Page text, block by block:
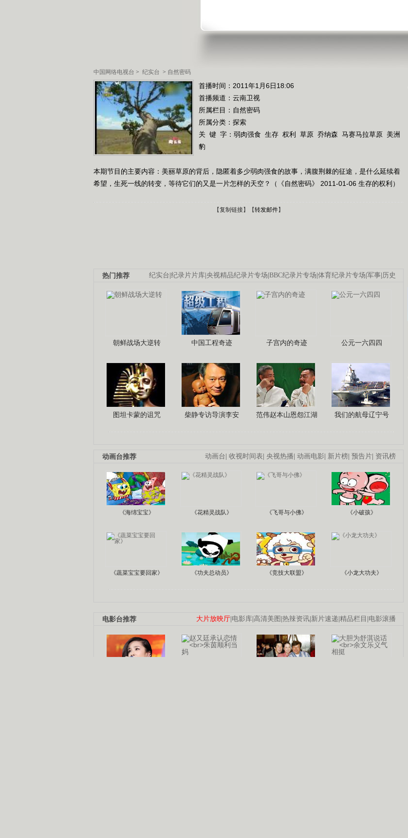
中国网络电视台 > 纪实台 > 自然密码
首播时间：2011年1月6日18:06
首播频道： 云南卫视
所属栏目： 自然密码
所属分类：探索
关 键 字： 弱肉强食 生存 权利 草原 乔纳森 马赛马拉草原 美洲
豹
本期节目的主要内容：美丽草原的背后，隐匿着多少弱肉强食的故事，满腹荆棘的征途，是什么延续着
希望，生死一线的转变，等待它们的又是一片怎样的天空？（《自然密码》 2011-01-06 生存的权利）
【复制链接】【转发邮件】
纪实台|纪录片片库|央视精品纪录片专场|BBC纪录片专场|体育纪录片专场|军事| 历史
热门推荐
朝鲜战场大逆转 中国工程奇迹 子宫内的奇迹 公元一六四四
图坦卡蒙的诅咒 柴静专访导演李安 范伟赵本山恩怨江湖 我们的航母辽宁号
动画台| 收视时间表| 央视热播| 动画电影| 新片榜| 预告片| 资讯榜
动画台推荐
《海绵宝宝》 《花精灵战队》 《飞哥与小佛》 《小破孩》
《蔬菜宝宝要回家》 《功夫总动员》 《竞技大联盟》 《小龙大功夫》
大片放映厅|电影库|高清美图 |热辣资讯|新片速递|精品栏目 |电影滚播
电影台推荐